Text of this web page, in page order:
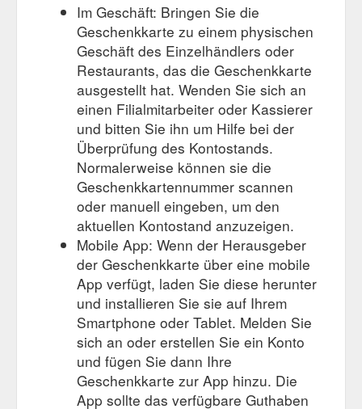
Im Geschäft: Bringen Sie die
Geschenkkarte zu einem physischen
Geschäft des Einzelhändlers oder
Restaurants, das die Geschenkkarte
ausgestellt hat. Wenden Sie sich an
einen Filialmitarbeiter oder Kassierer
und bitten Sie ihn um Hilfe bei der
Überprüfung des Kontostands.
Normalerweise können sie die
Geschenkkartennummer scannen
oder manuell eingeben, um den
aktuellen Kontostand anzuzeigen.
Mobile App: Wenn der Herausgeber
der Geschenkkarte über eine mobile
App verfügt, laden Sie diese herunter
und installieren Sie sie auf Ihrem
Smartphone oder Tablet. Melden Sie
sich an oder erstellen Sie ein Konto
und fügen Sie dann Ihre
Geschenkkarte zur App hinzu. Die
App sollte das verfügbare Guthaben